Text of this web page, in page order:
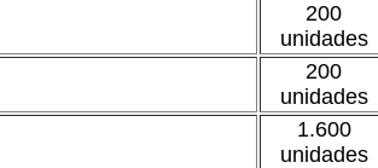
200
unidades
200
unidades
1.600
unidades